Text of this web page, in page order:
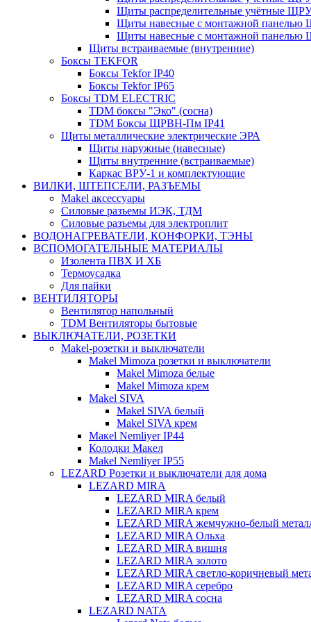
Щиты распределительные учётные
Щиты навесные с монтажной
Щиты навесные с монтажной
Щиты встраиваемые (внутренние)
Боксы TEKFOR
Боксы Tekfor IP40
Боксы Tekfor IP65
Боксы TDM ELECTRIC
TDM боксы "Эко" (сосна)
TDM Боксы ЩРВН-Пм IP41
Щиты металлические электрические ЭРА
Щиты наружные (навесные)
Щиты внутренние (встраиваемые)
Каркас ВРУ-1 и комплектующие
ВИЛКИ, ШТЕПСЕЛИ, РАЗЪЕМЫ
Makel аксессуары
Силовые разъемы ИЭК, ТДМ
Силовые разъемы для электроплит
ВОДОНАГРЕВАТЕЛИ, КОНФОРКИ, ТЭНЫ
ВСПОМОГАТЕЛЬНЫЕ МАТЕРИАЛЫ
Изолента ПВХ И ХБ
Термоусадка
Для пайки
ВЕНТИЛЯТОРЫ
Вентилятор напольный
TDM Вентиляторы бытовые
ВЫКЛЮЧАТЕЛИ, РОЗЕТКИ
Makel-розетки и выключатели
Makel Mimoza розетки и выключатели
Makel Mimoza белые
Makel Mimoza крем
Makel SIVA
Makel SIVA белый
Makel SIVA крем
Макеl Nemliyer IP44
Колодки Макел
Makel Nemliyer IP55
LEZARD Розетки и выключатели для дома
LEZARD MIRA
LEZARD MIRA белый
LEZARD MIRA крем
LEZARD MIRA жемчужно-белый
LEZARD MIRA Ольха
LEZARD MIRA вишня
LEZARD MIRA золото
LEZARD MIRA светло-коричневый
LEZARD MIRA серебро
LEZARD MIRA сосна
LEZARD NATA